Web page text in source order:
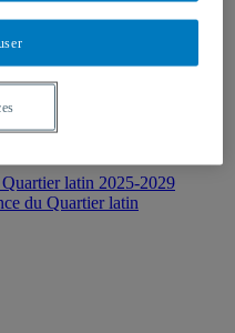
latin 2025-2029
du Quartier latin